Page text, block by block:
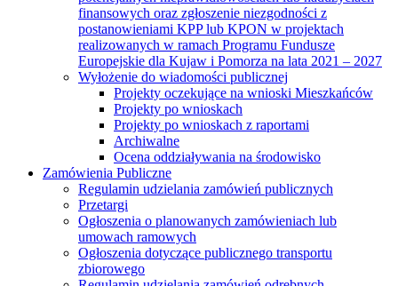
finansowych oraz zgłoszenie niezgodności z
postanowieniami KPP lub KPON w projektach
realizowanych w ramach Programu Fundusze
Europejskie dla Kujaw i Pomorza na lata 2021 – 2027
Wyłożenie do wiadomości publicznej
Projekty oczekujące na wnioski Mieszkańców
Projekty po wnioskach
Projekty po wnioskach z raportami
Archiwalne
Ocena oddziaływania na środowisko
Zamówienia Publiczne
Regulamin udzielania zamówień publicznych
Przetargi
Ogłoszenia o planowanych zamówieniach lub
umowach ramowych
Ogłoszenia dotyczące publicznego transportu
zbiorowego